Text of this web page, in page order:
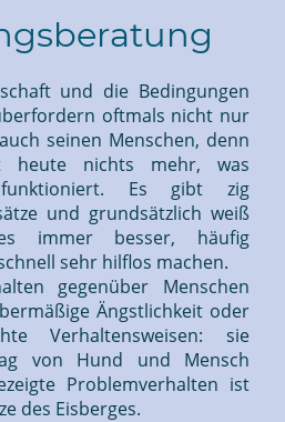
und die Bedingungen
oftmals nicht nur
seinen Menschen, denn
heute nichts mehr, was
funktioniert. Es gibt zig
und grundsätzlich weiß
immer besser, häufig
sehr hilflos machen.
gegenüber Menschen
Ängstlichkeit oder
Verhaltensweisen: sie
von Hund und Mensch
Problemverhalten ist
des Eisberges.